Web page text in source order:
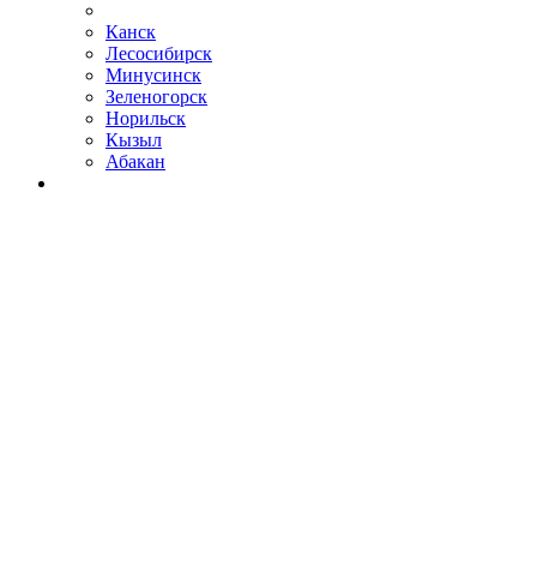
Канск
Лесосибирск
Минусинск
Зеленогорск
Норильск
Кызыл
Абакан